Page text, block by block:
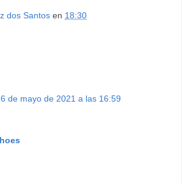
dos Santos en 18:30
de mayo de 2021 a las 16:59